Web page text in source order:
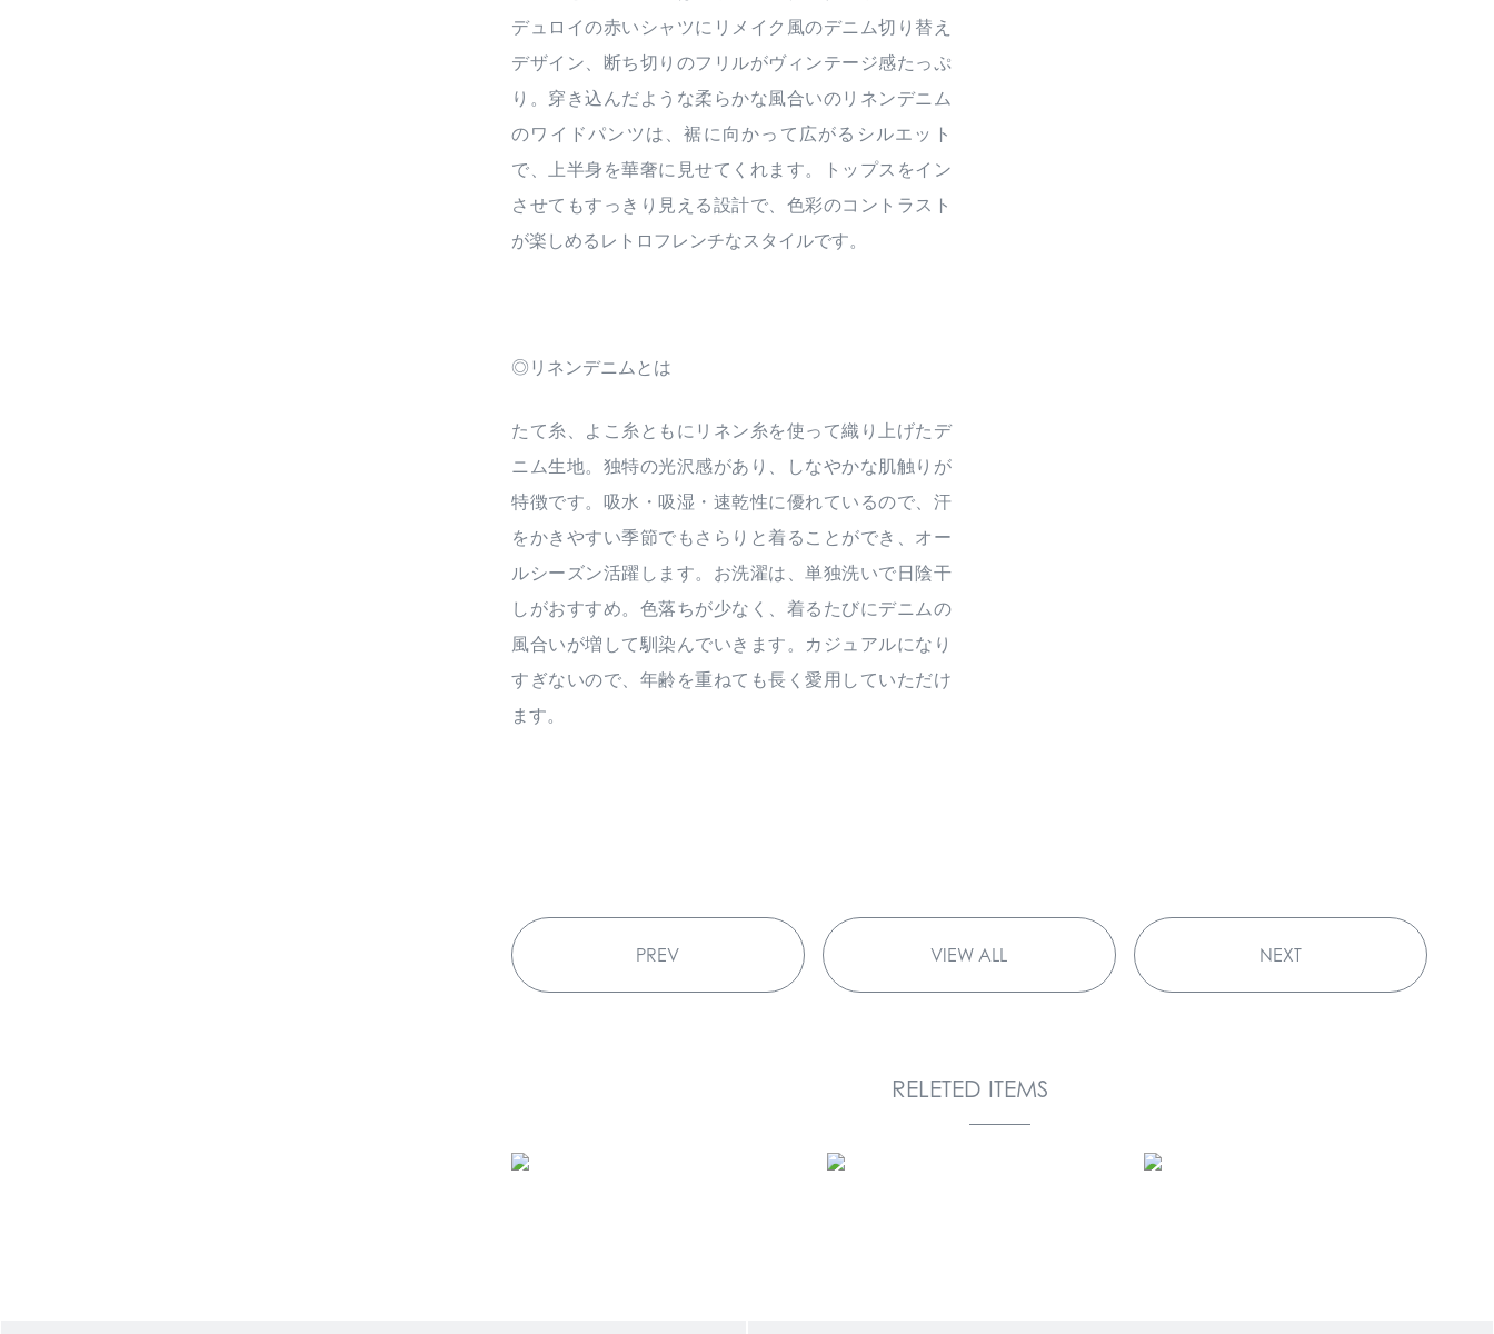
デュロイの赤いシャツにリメイク風のデニム切り替え
デザイン、断ち切りのフリルがヴィンテージ感たっぷ
り。穿き込んだような柔らかな風合いのリネンデニム
のワイドパンツは、裾に向かって広がるシルエット
で、上半身を華奢に見せてくれます。トップスをイン
させてもすっきり見える設計で、色彩のコントラスト
が楽しめるレトロフレンチなスタイルです。
◎リネンデニムとは
たて糸、よこ糸ともにリネン糸を使って織り上げたデ
ニム生地。独特の光沢感があり、しなやかな肌触りが
特徴です。吸水・吸湿・速乾性に優れているので、汗
をかきやすい季節でもさらりと着ることができ、オー
ルシーズン活躍します。お洗濯は、単独洗いで日陰干
しがおすすめ。色落ちが少なく、着るたびにデニムの
風合いが増して馴染んでいきます。カジュアルになり
すぎないので、年齢を重ねても長く愛用していただけ
ます。
PREV NEXT
VIEW ALL
RELETED ITEMS